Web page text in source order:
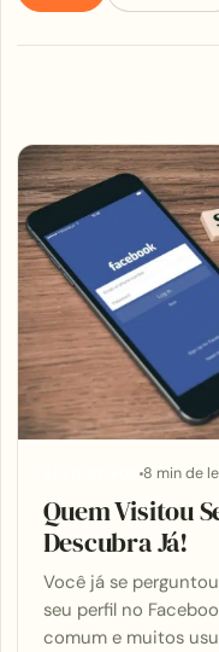
Articles
8 min de
Quem Visitou
Descubra Já!
Você já se
seu perfil no
comum e muitos